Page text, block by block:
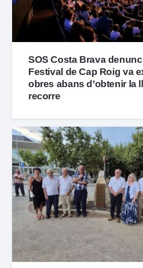
SOS Costa Brava
Festival de Cap Roig va
obres abans d’obtenir la
recorre